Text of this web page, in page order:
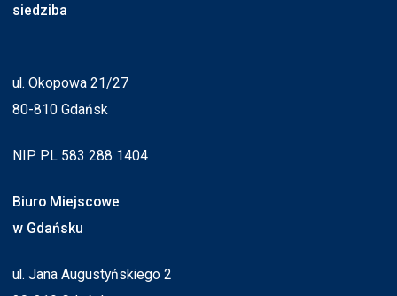
siedziba
ul. Okopowa 21/27
80-810 Gdańsk
NIP PL 583 288 1404
Biuro Miejscowe
w Gdańsku
ul. Jana Augustyńskiego 2